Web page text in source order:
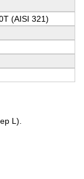
(AISI 321)
L).